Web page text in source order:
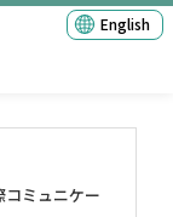
English
ミュニケー